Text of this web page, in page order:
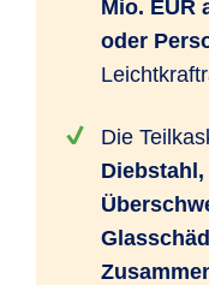
Mio. EUR
oder
Die